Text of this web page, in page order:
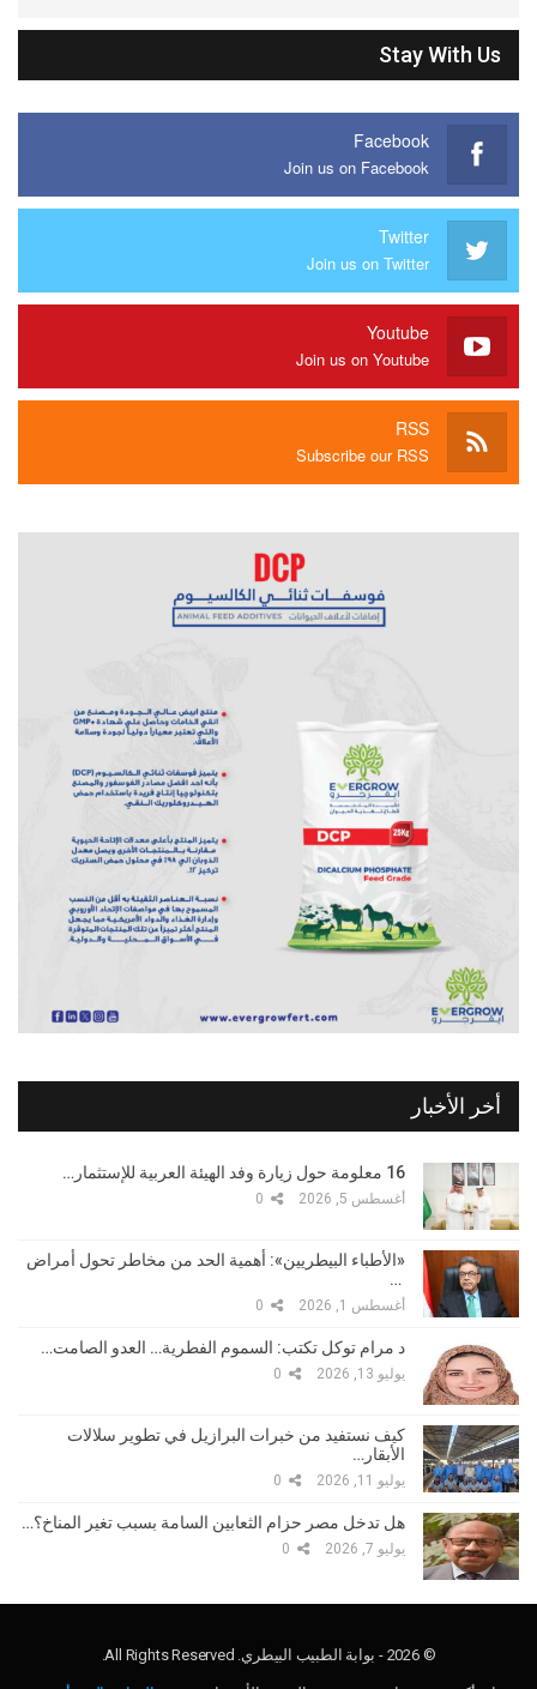
Stay With Us
Facebook
Join us on Facebook
Twitter
Join us on Twitter
Youtube
Join us on Youtube
RSS
Subscribe our RSS
أخر الأخبار
16 معلومة حول زيارة وفد الهيئة العربية للإستثمار…
أغسطس 5, 2026
«الأطباء البيطريين»: أهمية الحد من مخاطر تحول أمراض
…
أغسطس 1, 2026
د مرام توكل تكتب: السموم الفطرية… العدو الصامت…
يوليو 13, 2026
كيف نستفيد من خبرات البرازيل في تطوير سلالات
الأبقار…
يوليو 11, 2026
هل تدخل مصر حزام الثعابين السامة بسبب تغير المناخ؟…
يوليو 7, 2026
© 2026 - بوابة الطبيب البيطري. All Rights Reserved.